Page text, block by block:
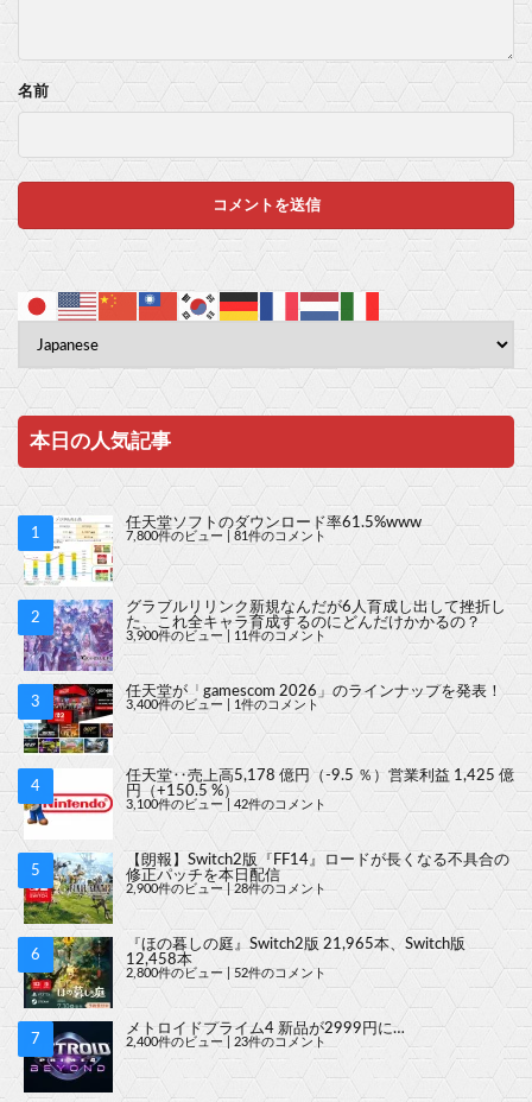
マスク 十兆円を失う‥投資家「アメリカ党？バカかコイツw」
ビットコイン再び1600万円へ。ドル円は147円に
Powered by livedoor 相互RSS
名前
本日の人気記事
任天堂ソフトのダウンロード率61.5%www
7,800件のビュー 81件のコメント
グラブルリリンク新規なんだが6人育成し出して挫折し
た、これ全キャラ育成するのにどんだけかかるの？
3,900件のビュー 11件のコメント
任天堂が「gamescom 2026」のラインナップを発表！
3,400件のビュー 1件のコメント
任天堂‥売上高5,178 億円（-9.5 ％）営業利益 1,425 億
円（+150.5 %）
3,100件のビュー 42件のコメント
【朗報】Switch2版『FF14』ロードが長くなる不具合の
修正パッチを本日配信
2,900件のビュー |28件のコメント
『ほの暮しの庭』Switch2版 21,965本、Switch版
12,458本
2,800件のビュー |52件のコメント
メトロイドプライム4 新品が2999円に…
2,400件のビュー 23件のコメント